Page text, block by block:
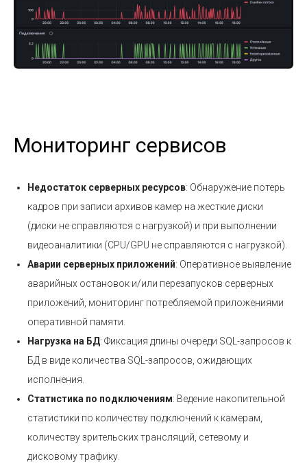
Мониторинг сервисов
Недостаток серверных ресурсов: Обнаружение потерь
кадров при записи архивов камер на жесткие диски
(диски не справляются с нагрузкой) и при выполнении
видеоаналитики (CPU/GPU не справляются с нагрузкой).
Аварии серверных приложений: Оперативное выявление
аварийных остановок и/или перезапусков серверных
приложений, мониторинг потребляемой приложениями
оперативной памяти.
Нагрузка на БД: Фиксация длины очереди SQL-запросов к
БД в виде количества SQL-запросов, ожидающих
исполнения.
Статистика по подключениям: Ведение накопительной
статистики по количеству подключений к камерам,
количеству зрительских трансляций, сетевому и
дисковому трафику.